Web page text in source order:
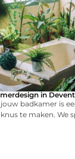
in
badkamer is
te maken. We